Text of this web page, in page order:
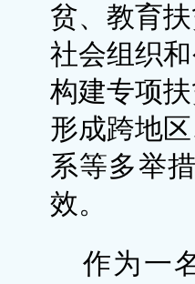
贫、教育
社会组织
构建专项
形成跨地
系等多举
效。
作为一